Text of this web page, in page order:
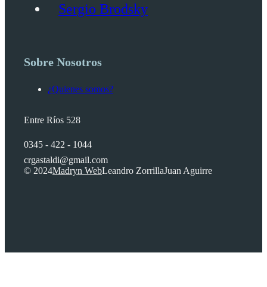
Sergio Brodsky
Sobre Nosotros
¿Quienes somos?
Entre Ríos 528
0345 - 422 - 1044
crgastaldi@gmail.com
© 2024Madryn WebLeandro ZorrillaJuan Aguirre